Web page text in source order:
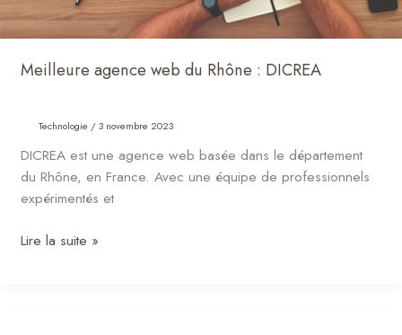
Meilleure agence web du Rhône : DICREA
Technologie /3 novembre 2023
DICREA est une agence web basée dans le département
du Rhône, en France. Avec une équipe de professionnels
expérimentés et
Lire la suite »